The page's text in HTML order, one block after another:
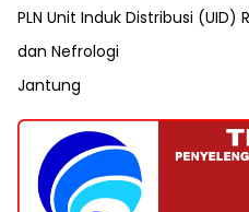
PLN Unit Induk Distribusi (UID)
dan Nefrologi
Jantung